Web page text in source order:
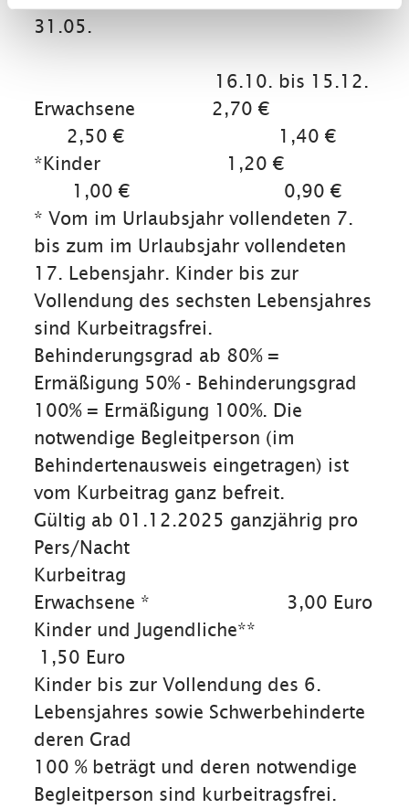
31.05.
16.10. bis 15.12.
Erwachsene 2,70 €
2,50 € 1,40 €
*Kinder 1,20 €
1,00 € 0,90 €
* Vom im Urlaubsjahr vollendeten 7.
bis zum im Urlaubsjahr vollendeten
17. Lebensjahr. Kinder bis zur
Vollendung des sechsten Lebensjahres
sind Kurbeitragsfrei.
Behinderungsgrad ab 80% =
Ermäßigung 50% - Behinderungsgrad
100% = Ermäßigung 100%. Die
notwendige Begleitperson (im
Behindertenausweis eingetragen) ist
vom Kurbeitrag ganz befreit.
Gültig ab 01.12.2025 ganzjährig pro
Pers/Nacht
Kurbeitrag
Erwachsene * 3,00 Euro
Kinder und Jugendliche**
1,50 Euro
Kinder bis zur Vollendung des 6.
Lebensjahres sowie Schwerbehinderte
deren Grad
100 % beträgt und deren notwendige
Begleitperson sind kurbeitragsfrei.